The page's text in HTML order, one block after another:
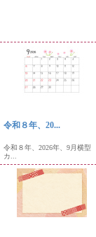
令和８年、20...
令和８年、2026年、9月横型
カ...